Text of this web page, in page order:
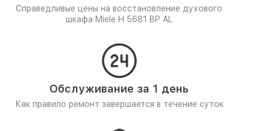
Справедливые цены на восстановление духового
шкафа Miele H 5681 BP AL
Обслуживание за 1 день
Как правило ремонт завершается в течение суток